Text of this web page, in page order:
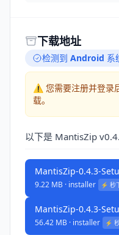
下载地址
检测到 Android 系
⚠️ 您需要注册并登录
载。
以下是 MantisZip
MantisZip-0.4.3-
9.22 MB · installer ⚡️ 秒
MantisZip-0.4.3-
56.42 MB · installer ⚡️